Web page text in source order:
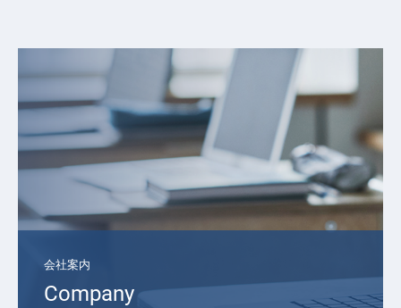
会社案内
Company